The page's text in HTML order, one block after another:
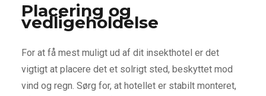
Placering og
vedligeholdelse
For at få mest muligt ud af dit insekthotel er det
vigtigt at placere det et solrigt sted, beskyttet mod
vind og regn. Sørg for, at hotellet er stabilt monteret,